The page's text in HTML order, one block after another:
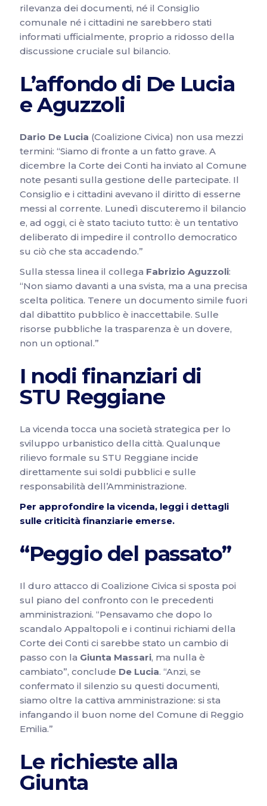
rilevanza dei documenti, né il Consiglio
comunale né i cittadini ne sarebbero stati
informati ufficialmente, proprio a ridosso della
discussione cruciale sul bilancio.
L’affondo di De Lucia
e Aguzzoli
Dario De Lucia (Coalizione Civica) non usa mezzi
termini: “Siamo di fronte a un fatto grave. A
dicembre la Corte dei Conti ha inviato al Comune
note pesanti sulla gestione delle partecipate. Il
Consiglio e i cittadini avevano il diritto di esserne
messi al corrente. Lunedì discuteremo il bilancio
e, ad oggi, ci è stato taciuto tutto: è un tentativo
deliberato di impedire il controllo democratico
su ciò che sta accadendo.”
Sulla stessa linea il collega Fabrizio Aguzzoli:
“Non siamo davanti a una svista, ma a una precisa
scelta politica. Tenere un documento simile fuori
dal dibattito pubblico è inaccettabile. Sulle
risorse pubbliche la trasparenza è un dovere,
non un optional.”
I nodi finanziari di
STU Reggiane
La vicenda tocca una società strategica per lo
sviluppo urbanistico della città. Qualunque
rilievo formale su STU Reggiane incide
direttamente sui soldi pubblici e sulle
responsabilità dell’Amministrazione.
Per approfondire la vicenda, leggi i dettagli
sulle criticità finanziarie emerse.
“Peggio del passato”
Il duro attacco di Coalizione Civica si sposta poi
sul piano del confronto con le precedenti
amministrazioni. “Pensavamo che dopo lo
scandalo Appaltopoli e i continui richiami della
Corte dei Conti ci sarebbe stato un cambio di
passo con la Giunta Massari, ma nulla è
cambiato”, conclude De Lucia. “Anzi, se
confermato il silenzio su questi documenti,
siamo oltre la cattiva amministrazione: si sta
infangando il buon nome del Comune di Reggio
Emilia.”
Le richieste alla
Giunta